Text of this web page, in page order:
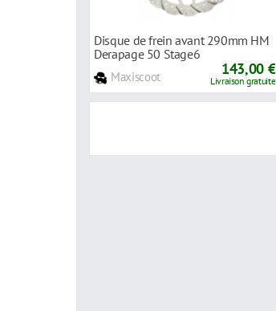
Disque de frein avant 290mm HM
Derapage 50 Stage6
Maxiscoot 143,00 €
Livraison gratuite